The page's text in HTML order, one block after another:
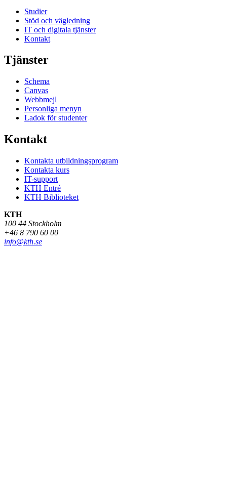
Studier
Stöd och vägledning
IT och digitala tjänster
Kontakt
Tjänster
Schema
Canvas
Webbmejl
Personliga menyn
Ladok för studenter
Kontakt
Kontakta utbildningsprogram
Kontakta kurs
IT-support
KTH Entré
KTH Biblioteket
KTH
100 44 Stockholm
+46 8 790 60 00
info@kth.se